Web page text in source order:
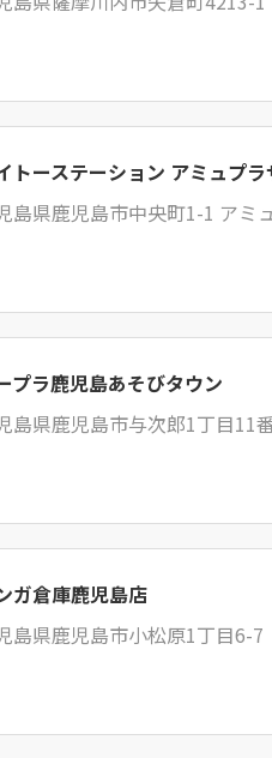
トーステーション アミュプ
島県鹿児島市中央町1-1 アミ
プラ鹿児島あそびタウン
島県鹿児島市与次郎1丁目11
ガ倉庫鹿児島店
島県鹿児島市小松原1丁目6-7